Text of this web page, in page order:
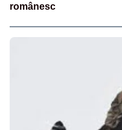
românesc